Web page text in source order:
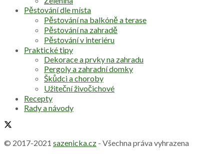
Pěstování dle místa
Pěstování na balkóně a terase
Pěstování na zahradě
Pěstování v interiéru
Praktické tipy
Dekorace a prvky na zahradu
Pergoly a zahradní domky
Škůdci a choroby
Užiteční živočichové
Recepty
Rady a návody
© 2017-2021 sazenicka.cz - Všechna práva vyhrazena